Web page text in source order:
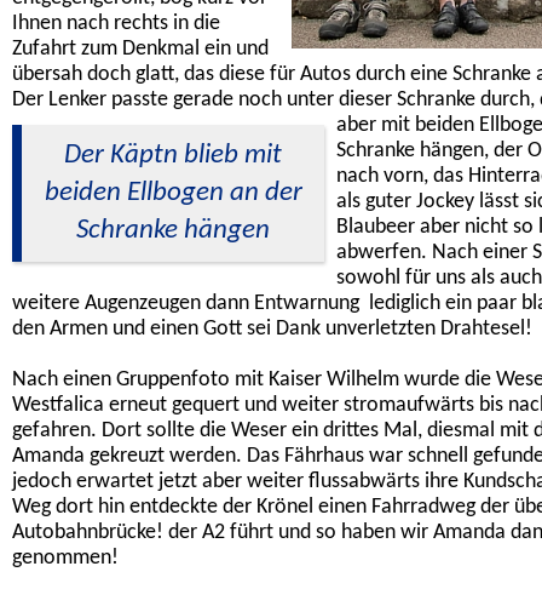
Ihnen nach rechts in die
Zufahrt zum Denkmal ein und
übersah doch glatt, das diese für Autos durch eine Schranke
Der Lenker passte gerade noch unter dieser Schranke durch,
Der Käptn blieb mit
beiden Ellbogen an der
Schranke hängen
aber mit beiden
Schranke hängen, der
nach vorn, das
als guter Jockey lässt
Blaubeer aber nicht so
abwerfen. Nach einer
sowohl für uns als
weitere Augenzeugen dann Entwarnung  lediglich ein paar
den Armen und einen Gott sei Dank unverletzten Drahtesel!
Nach einen Gruppenfoto mit Kaiser Wilhelm wurde die
Westfalica erneut gequert und weiter stromaufwärts bis
gefahren. Dort sollte die Weser ein drittes Mal, diesmal mit
Amanda gekreuzt werden. Das Fährhaus war schnell
jedoch erwartet jetzt aber weiter flussabwärts ihre
Weg dort hin entdeckte der Krönel einen Fahrradweg der
Autobahnbrücke! der A2 führt und so haben wir Amanda
genommen!